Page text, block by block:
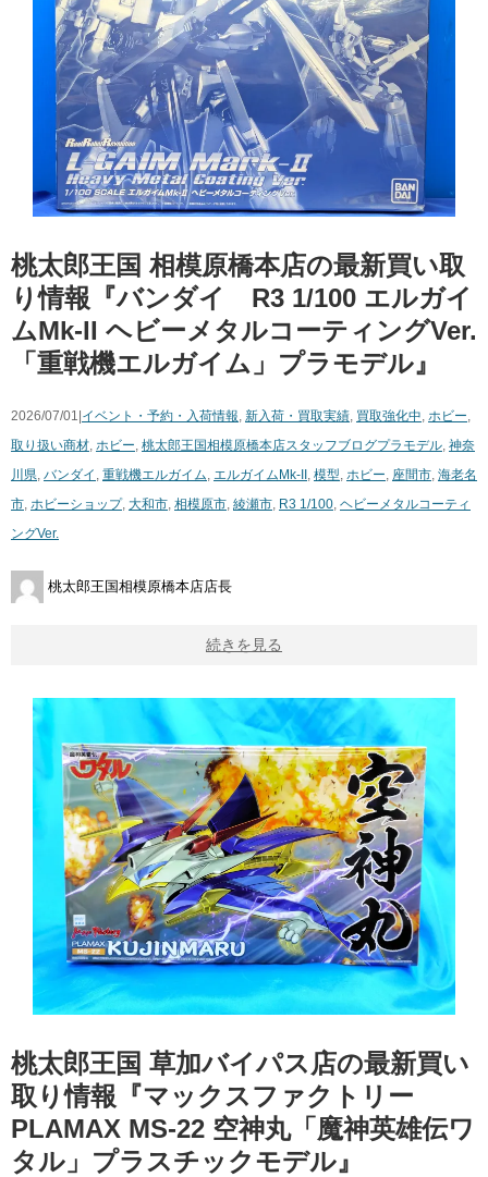
桃太郎王国 相模原橋本店の最新買い取
り情報『バンダイ R3 1/100 エルガイ
ムMk-II ヘビーメタルコーティングVer.
「重戦機エルガイム」プラモデル』
2026/07/01|イベント・予約・入荷情報 新入荷・買取実績 買取強化中 ホビー
取り扱い商材 ホビー 桃太郎王国相模原橋本店スタッフブログプラモデル 神奈
川県 バンダイ 重戦機エルガイム エルガイムMk-II 模型 ホビー 座間市 海老名
市 ホビーショップ, 大和市 相模原市 綾瀬市 R3 1/100 ヘビーメタルコーティ
ングVer.
桃太郎王国相模原橋本店店長
続きを見る
桃太郎王国 草加バイパス店の最新買い
取り情報『マックスファクトリー
PLAMAX MS-22 空神丸「魔神英雄伝ワ
タル」プラスチックモデル』